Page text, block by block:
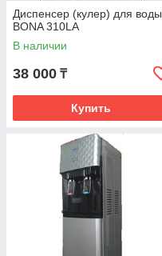
Диспенсер (кулер) для воды
BONA 310LA
В наличии
38 000 ₸
Купить